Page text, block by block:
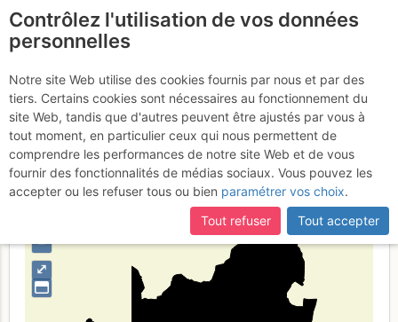
certaines pages ne sont plus accessibles, manquantes ou
incomplètes, déconnectez-vous puis reconnectez-vous à votre
compte sur le site.
Sudafrica
Type de région pays
⤢
–
Contrôlez l'utilisation de vos données
personnelles
Notre site Web utilise des cookies fournis par nous et par des
tiers. Certains cookies sont nécessaires au fonctionnement du
site Web, tandis que d'autres peuvent être ajustés par vous à
tout moment, en particulier ceux qui nous permettent de
comprendre les performances de notre site Web et de vous
fournir des fonctionnalités de médias sociaux. Vous pouvez les
accepter ou les refuser tous ou bien paramétrer vos choix.
Tout refuser
Tout accepter